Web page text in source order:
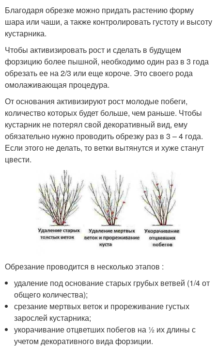
Благодаря обрезке можно придать растению форму
шара или чаши, а также контролировать густоту и высоту
кустарника.
Чтобы активизировать рост и сделать в будущем
форзицию более пышной, необходимо один раз в 3 года
обрезать ее на 2/3 или еще короче. Это своего рода
омолаживающая процедура.
От основания активизируют рост молодые побеги,
количество которых будет больше, чем раньше. Чтобы
кустарник не потерял свой декоративный вид, ему
обязательно нужно проводить обрезку раз в 3 – 4 года.
Если этого не делать, то ветки вытянутся и хуже станут
цвести.
Обрезание проводится в несколько этапов :
удаление под основание старых грубых ветвей (1/4 от
общего количества);
срезание мертвых веток и прореживание густых
зарослей кустарника;
укорачивание отцветших побегов на ½ их длины с
учетом декоративного вида форзиции.